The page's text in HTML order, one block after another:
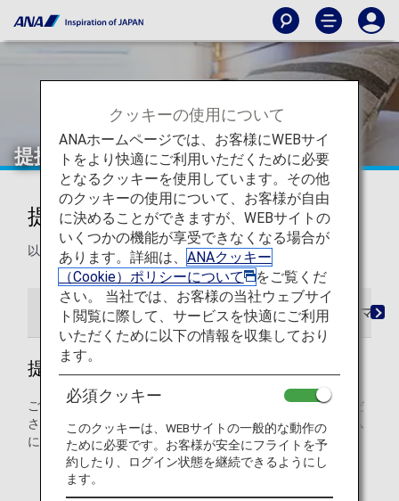
提携ホテル
提携ホテル一覧
以下のホテルに宿泊するとマイルが貯まります。
提携ホテル一覧 マイル登録 事後登録 マイ
提携ホテル一覧
ご予約の際には、ホテル側にマイル積算の可否をご確認くだ
さい。マイルを獲得するためには、ホテルの会員プログラム
にご加入いただく必要がある場合があります。
クッキーの使用について
ANAホームページでは、お客様にWEBサイ
トをより快適にご利用いただくために必要
となるクッキーを使用しています。その他
のクッキーの使用について、お客様が自由
に決めることができますが、WEBサイトの
いくつかの機能が享受できなくなる場合が
あります。詳細は、 ANAクッキー
（Cookie）ポリシーについて
をご覧くだ
さい。 当社では、お客様の当社ウェブサイ
ト閲覧に際して、サービスを快適にご利用
いただくために以下の情報を収集しており
ます。
必須クッキー
このクッキーは、WEBサイトの一般的な動作の
ために必要です。お客様が安全にフライトを予
約したり、ログイン状態を継続できるようにし
ます。